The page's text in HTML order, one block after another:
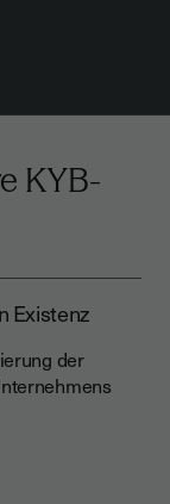
KYB-
Existenz
der